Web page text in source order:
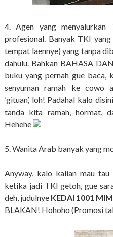
4. Agen yang
profesional. Banyak TKI
tempat laennye) yang tanpa
dahulu. Bahkan BAHASA
buku yang pernah gue
senyuman ramah ke cowo
‘gituan’, loh! Padahal kalo
tanda kita ramah, hormat,
Hehehe
5. Wanita Arab banyak yang
Anyway, kalo kalian mau
ketika jadi TKI getoh, gue
deh, judulnye KEDAI 1001
BLAKAN! Hohoho (Promosi